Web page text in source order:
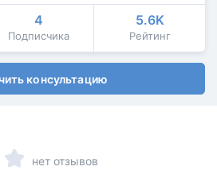
4
Подписчика
5.6K
Рейтинг
консультацию
нет отзывов